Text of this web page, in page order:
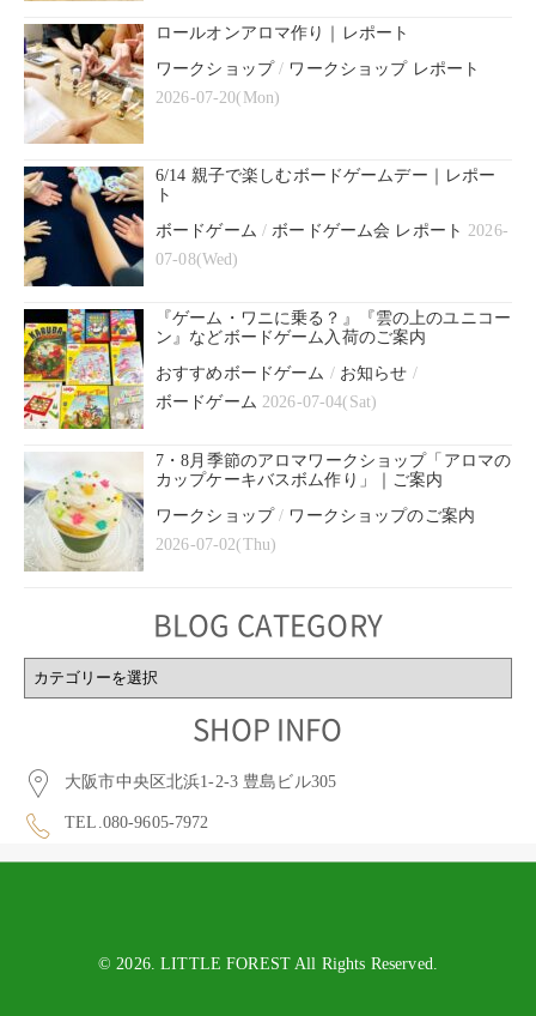
ロールオンアロマ作り｜レポート
ワークショップ/ ワークショップ レポート
2026-07-20(Mon)
6/14 親子で楽しむボードゲームデー｜レポー
ト
ボードゲーム /ボードゲーム会 レポート 2026-
07-08(Wed)
『ゲーム・ワニに乗る？』『雲の上のユニコー
ン』などボードゲーム入荷のご案内
おすすめボードゲーム / お知らせ /
ボードゲーム 2026-07-04(Sat)
7・8月季節のアロマワークショップ「アロマの
カップケーキバスボム作り」｜ご案内
ワークショップ/ ワークショップのご案内
2026-07-02(Thu)
BLOG CATEGORY
BLOG
CATEGORY
SHOP INFO
大阪市中央区北浜1-2-3 豊島ビル305
TEL.080-9605-7972
© 2026. LITTLE FOREST All Rights Reserved.